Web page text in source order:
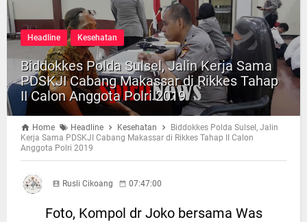
Headline Kesehatan
Biddokkes Polda Sulsel, Jalin Kerja Sama
PDSKJI Cabang Makassar di Rikkes Tahap
II Calon Anggota Polri 2019
Home Headline Kesehatan
Biddokkes Polda Sulsel, Jalin
Kerja Sama PDSKJI Cabang Makassar di Rikkes Tahap II Calon
Anggota Polri 2019
Rusli Cikoang 07:47:00
Foto, Kompol dr Joko bersama Was